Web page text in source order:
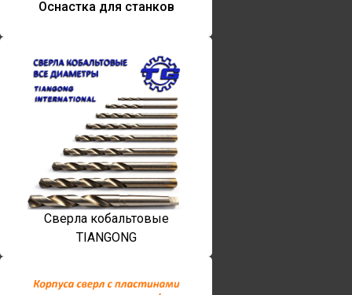
Оснастка для станков
Сверла кобальтовые
TIANGONG